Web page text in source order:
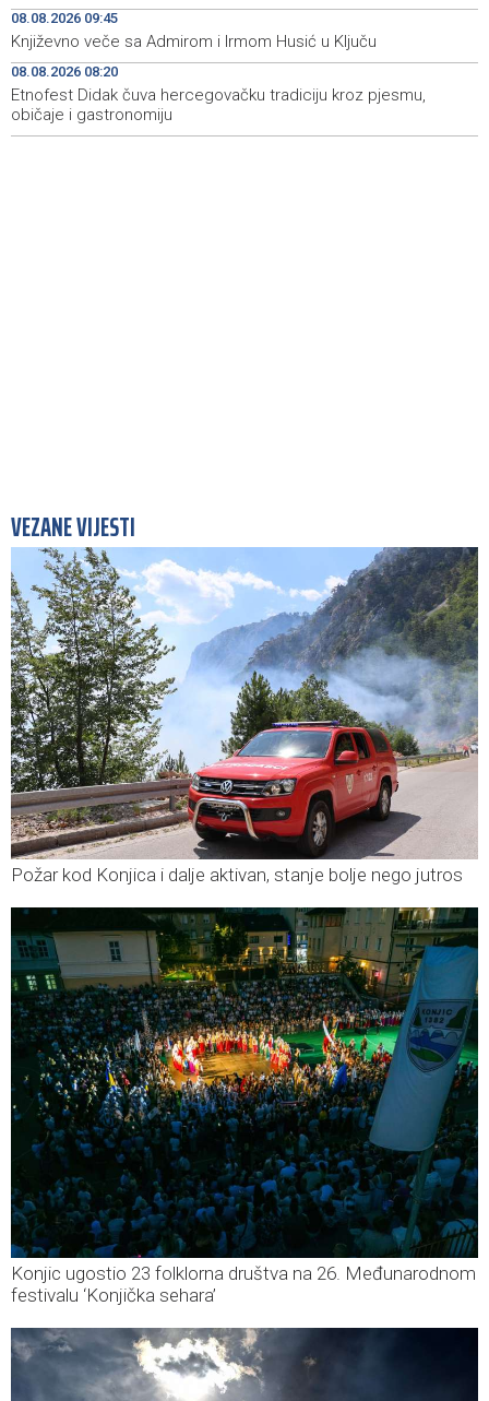
15:09
Konjic ugostio 23 folklorna društva na 26.
Međunarodnom festivalu ‘Konjička sehara’
15:05
Vozači u HBŽ-u pozvani na oprez zbog divljih konja na
cestama
08.08.2026 09:45
Književno veče sa Admirom i Irmom Husić u Ključu
08.08.2026 08:20
Etnofest Didak čuva hercegovačku tradiciju kroz pjesmu,
običaje i gastronomiju
VEZANE VIJESTI
Požar kod Konjica i dalje aktivan, stanje bolje nego jutros
Konjic ugostio 23 folklorna društva na 26. Međunarodnom
festivalu ‘Konjička sehara’